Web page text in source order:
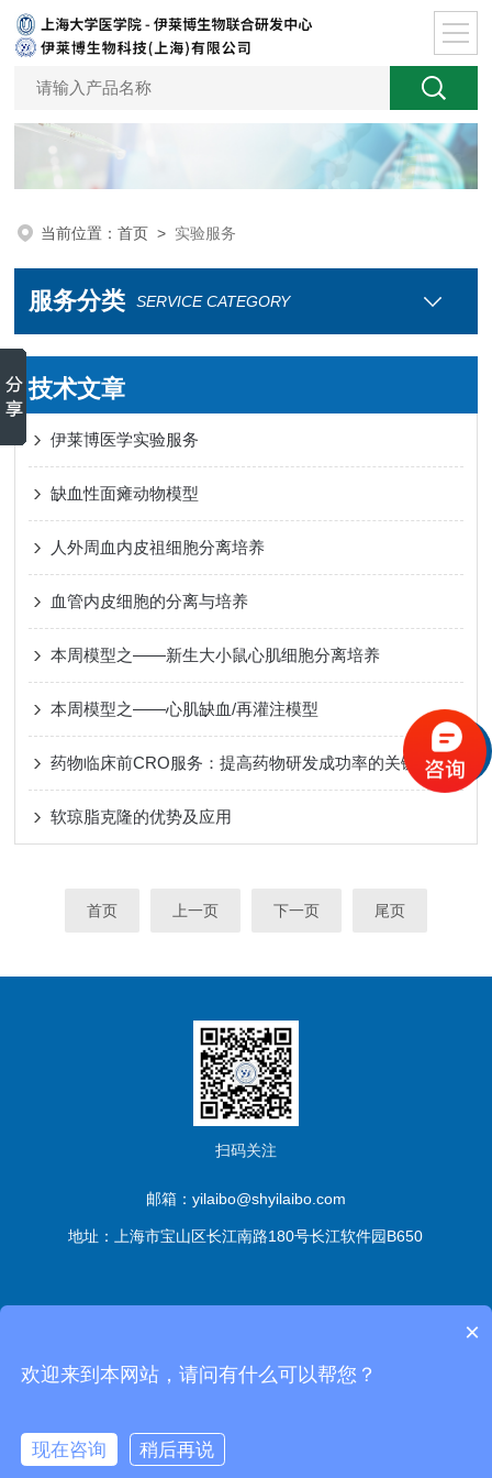
当前位置：首页 > 实验服务
服务分类 SERVICE CATEGORY
技术文章
伊莱博医学实验服务
缺血性面瘫动物模型
人外周血内皮祖细胞分离培养
血管内皮细胞的分离与培养
本周模型之——新生大小鼠心肌细胞分离培养
本周模型之——心肌缺血/再灌注模型
药物临床前CRO服务：提高药物研发成功率的关键策略
软琼脂克隆的优势及应用
首页 上一页 下一页 尾页
扫码关注
邮箱：yilaibo@shyilaibo.com
地址：上海市宝山区长江南路180号长江软件园B650
沪公网安备 31011302006672号
×
欢迎来到本网站，请问有什么可以帮您？
现在咨询 稍后再说